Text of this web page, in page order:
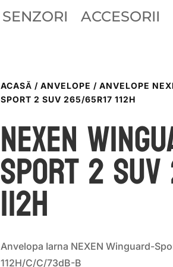
SENZORI ACCESORII
ACASĂ / ANVELOPE / ANVELOPE
SPORT 2 SUV 265/65R17 112H
Nexen
SPORT 2
112H
Anvelopa Iarna NEXEN Winguard-
112H/C/C/73dB-B